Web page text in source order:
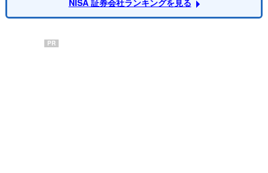
NISA 証券会社ランキングを見る
PR